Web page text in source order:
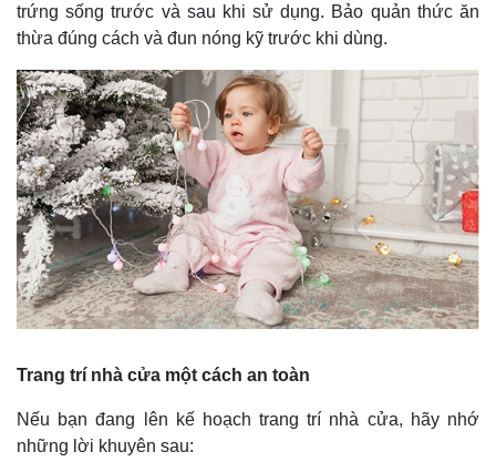
Thế giới
Cuộc sống đó đây
Hồ sơ
Multimedia
Ảnh
E-Magazine
Infographic
trứng sống trước và sau khi sử dụng. Bảo quản thức ăn
thừa đúng cách và đun nóng kỹ trước khi dùng.
Trang trí nhà cửa một cách an toàn
Nếu bạn đang lên kế hoạch trang trí nhà cửa, hãy nhớ
những lời khuyên sau: